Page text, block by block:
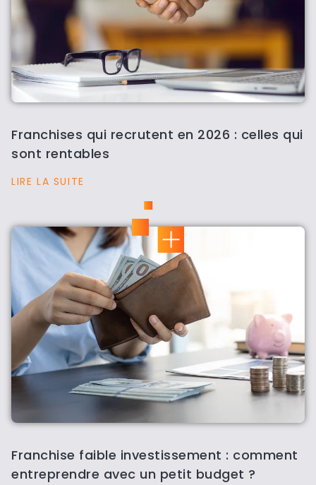
Franchises qui recrutent en 2026 : celles qui
sont rentables
LIRE LA SUITE
Franchise faible investissement : comment
entreprendre avec un petit budget ?